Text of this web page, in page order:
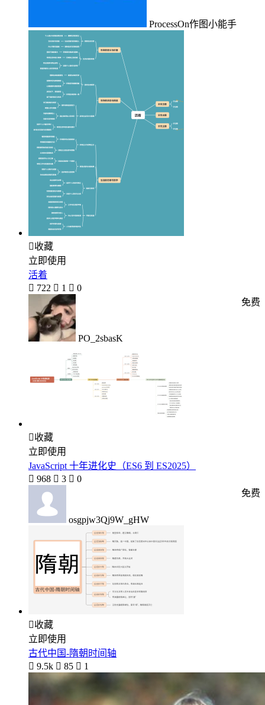
ProcessOn作图小能手
收藏
立即使用
活着
 722  1  0
PO_2sbasK
免费
收藏
立即使用
JavaScript 十年进化史（ES6 到 ES2025）
 968  3  0
osgpjw3Qj9W_gHW
免费
收藏
立即使用
古代中国-隋朝时间轴
 9.5k  85  1